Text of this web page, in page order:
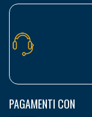
PAGAMENTI CON